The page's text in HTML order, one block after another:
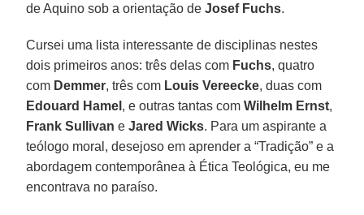
de Aquino sob a orientação deJosef Fuchs.
Cursei uma lista interessante de disciplinas nestes
dois primeiros anos: três delas com Fuchs, quatro
com Demmer, três com Louis Vereecke, duas com
Edouard Hamel , e outras tantas comWilhelm Ernst,
Frank Sullivan eJared Wicks. Para um aspirante a
teólogo moral, desejoso em aprender a “Tradição” e a
abordagem contemporânea à Ética Teológica, eu me
encontrava no paraíso.